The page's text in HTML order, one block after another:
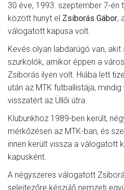
30 éve, 1993. szeptember 7-én
között hunyt el Zsiborás Gábor,
válogatott kapusa volt.
Kevés olyan labdarúgó van,
szurkolók, amikor éppen a
Zsiborás ilyen volt. Hiába lett
után az MTK futballistája,
visszatért az Üllői útra.
Klubunkhoz 1989-ben került,
mérkőzésen az MTK-ban, és
innen került vissza a válogatott
kapusként.
A négyszeres válogatott
selejtezőre készülő nemzeti